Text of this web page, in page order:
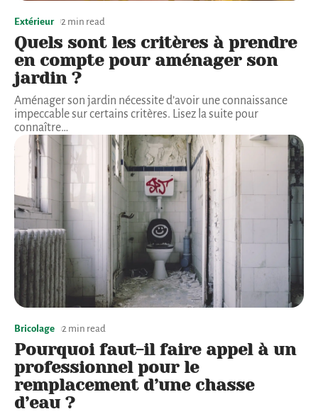
Extérieur 2 min read
Quels sont les critères à prendre
en compte pour aménager son
jardin ?
Aménager son jardin nécessite d’avoir une connaissance
impeccable sur certains critères. Lisez la suite pour
connaître…
Bricolage 2 min read
Pourquoi faut-il faire appel à un
professionnel pour le
remplacement d’une chasse
d’eau ?